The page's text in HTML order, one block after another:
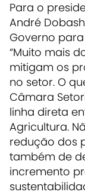
Para o
André
Governo
“Muito mais
mitigam os
no setor. O
Câmara
linha direta
Agricultura.
redução dos
também de
incremento